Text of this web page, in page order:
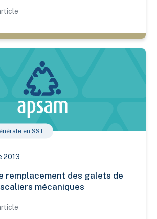
des galets de chaîne des
en SST
2013
remplacement des galets de
mécaniques